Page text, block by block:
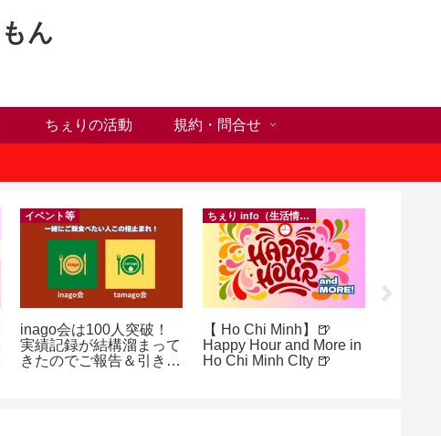
ん
ちぇりの活動 規約・問合せ
イベント等
inago会は100人突破！
実績記録が結構溜まって
きたのでご報告＆引き続
ちぇり info（生活情報）
【 Ho Chi Minh】🍺
Happy Hour and More in
Ho Chi Minh CIty 🍺